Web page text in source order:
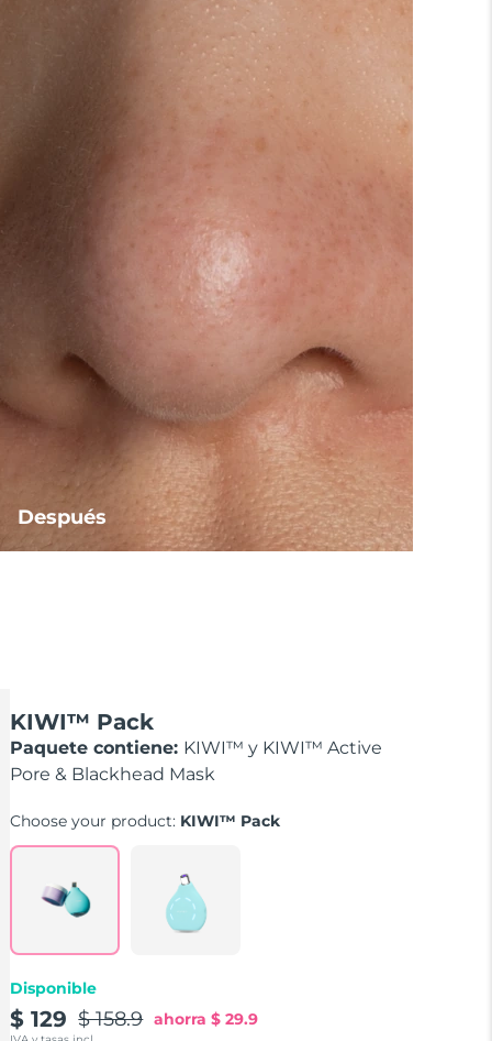
Después
KIWI™ Pack
Paquete contiene: KIWI™ y KIWI™ Active
Pore & Blackhead Mask
Choose your product: KIWI™ Pack
Disponible
$ 129 $ 158.9 ahorra $ 29.9